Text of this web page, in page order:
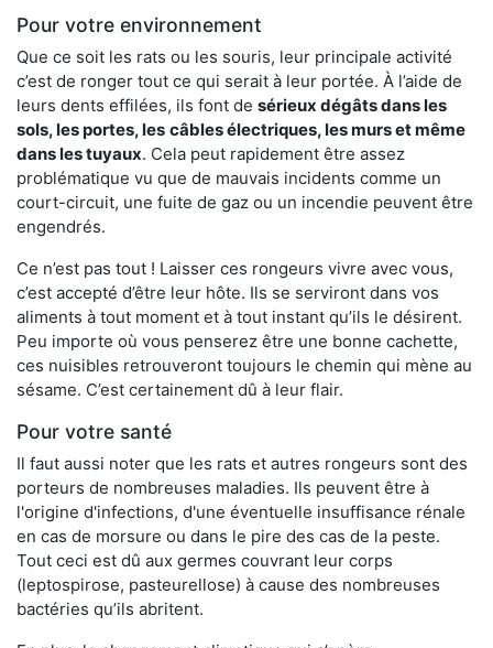
Pour votre environnement
Que ce soit les rats ou les souris, leur principale activité
c’est de ronger tout ce qui serait à leur portée. À l’aide de
leurs dents effilées, ils font de sérieux dégâts dans les
sols, les portes, les câbles électriques, les murs et même
dans les tuyaux. Cela peut rapidement être assez
problématique vu que de mauvais incidents comme un
court-circuit, une fuite de gaz ou un incendie peuvent être
engendrés.
Ce n’est pas tout ! Laisser ces rongeurs vivre avec vous,
c’est accepté d’être leur hôte. Ils se serviront dans vos
aliments à tout moment et à tout instant qu’ils le désirent.
Peu importe où vous penserez être une bonne cachette,
ces nuisibles retrouveront toujours le chemin qui mène au
sésame. C’est certainement dû à leur flair.
Pour votre santé
Il faut aussi noter que les rats et autres rongeurs sont des
porteurs de nombreuses maladies. Ils peuvent être à
l'origine d'infections, d'une éventuelle insuffisance rénale
en cas de morsure ou dans le pire des cas de la peste.
Tout ceci est dû aux germes couvrant leur corps
(leptospirose, pasteurellose) à cause des nombreuses
bactéries qu’ils abritent.